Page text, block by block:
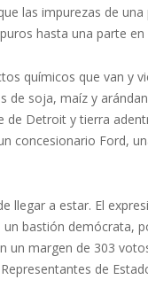
las impurezas de
hasta una parte en
químicos que van y
soja, maíz y
Detroit y tierra
concesionario Ford,
llegar a estar. El
bastión demócrata,
un margen de 303
de